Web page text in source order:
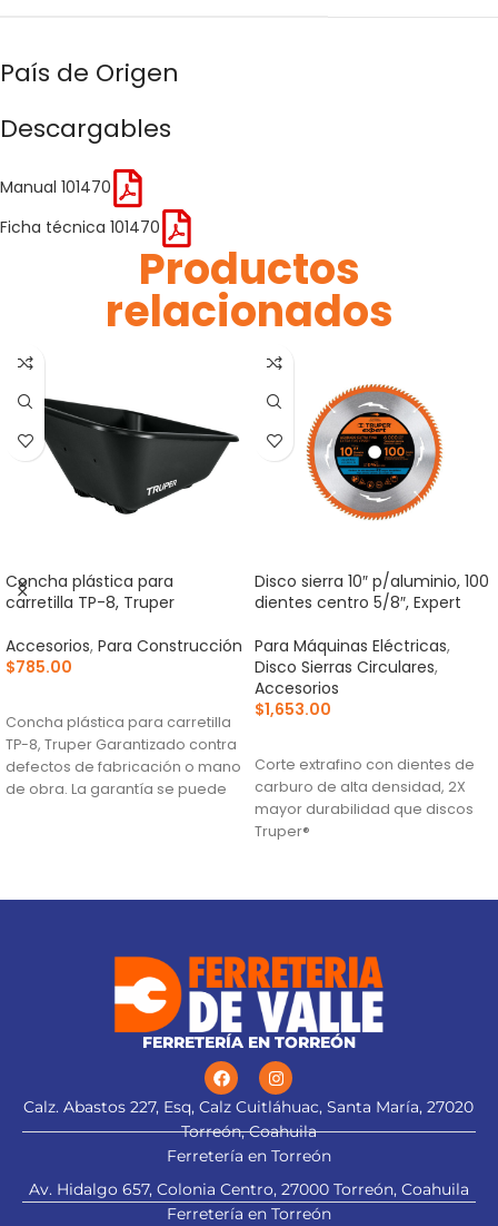
País de Origen
Descargables
Manual 101470
Ficha técnica 101470
Productos
relacionados
Concha plástica para
carretilla TP-8, Truper
Accesorios, Para Construcción
$785.00
Concha plástica para carretilla
TP-8, Truper Garantizado contra
defectos de fabricación o mano
de obra. La garantía se puede
Disco sierra 10″ p/aluminio, 100
dientes centro 5/8″, Expert
Para Máquinas Eléctricas,
Disco Sierras Circulares,
Accesorios
$1,653.00
Corte extrafino con dientes de
carburo de alta densidad, 2X
mayor durabilidad que discos
Truper®
proporciona mejor acabado
trapezoidal para cortes limpios
FERRETERÍA EN TORREÓN
Calz. Abastos 227, Esq, Calz Cuitláhuac, Santa María, 27020
Torreón, Coahuila
Ferretería en Torreón
Av. Hidalgo 657, Colonia Centro, 27000 Torreón, Coahuila
Ferretería en Torreón